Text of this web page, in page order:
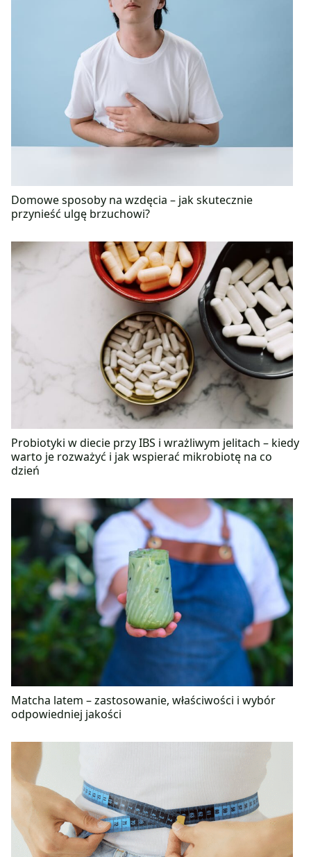
Domowe sposoby na wzdęcia – jak skutecznie
przynieść ulgę brzuchowi?
Probiotyki w diecie przy IBS i wrażliwym jelitach – kiedy
warto je rozważyć i jak wspierać mikrobiotę na co
dzień
Matcha latem – zastosowanie, właściwości i wybór
odpowiedniej jakości